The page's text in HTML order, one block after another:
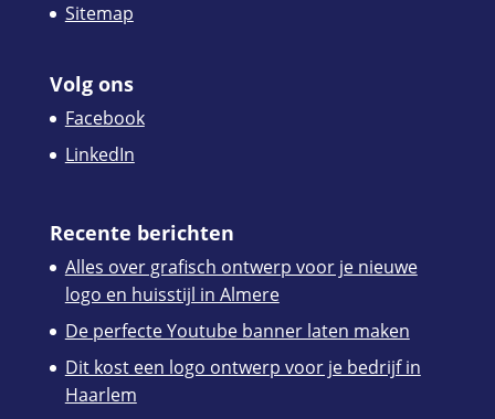
Sitemap
Volg ons
Facebook
LinkedIn
Recente berichten
Alles over grafisch ontwerp voor je nieuwe
logo en huisstijl in Almere
De perfecte Youtube banner laten maken
Dit kost een logo ontwerp voor je bedrijf in
Haarlem